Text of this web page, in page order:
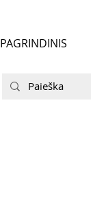
PAGRINDINIS